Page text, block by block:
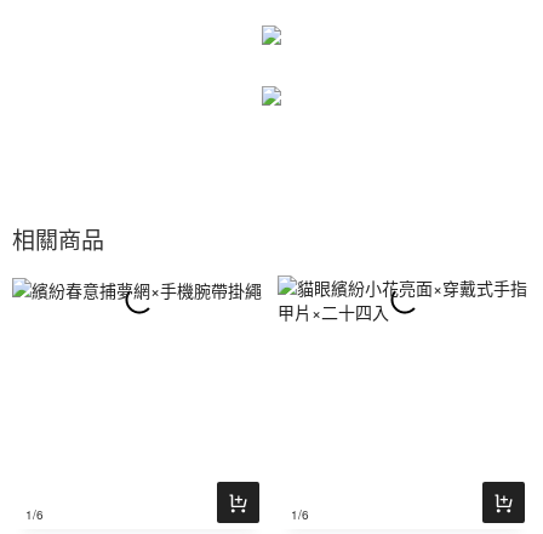
相關商品
1/6 1/6